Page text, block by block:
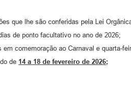
que lhe são conferidas pela Lei
de ponto facultativo no ano de 2026;
comemoração ao Carnaval e quarta-
de 14 a 18 de fevereiro de 2026;